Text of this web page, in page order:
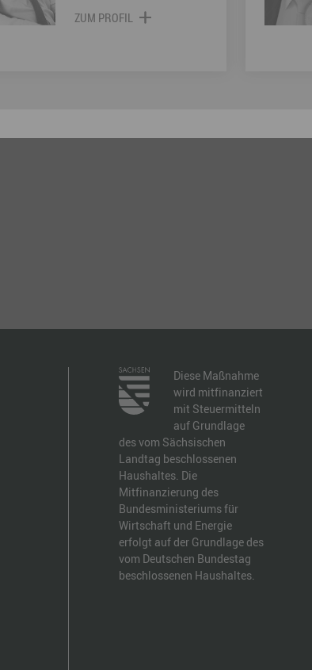
ZUM PROFIL
Diese Maßnahme
wird mitfinanziert
mit Steuermitteln
auf Grundlage
des vom Sächsischen
Landtag beschlossenen
Haushaltes. Die
Mitfinanzierung des
Bundesministeriums für
Wirtschaft und Energie
erfolgt auf der Grundlage des
vom Deutschen Bundestag
beschlossenen Haushaltes.